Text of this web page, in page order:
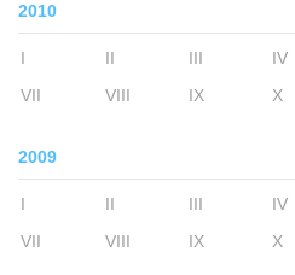
2010
I II III IV
VII
VIII IX X
2009
I II III IV
VII
VIII IX X